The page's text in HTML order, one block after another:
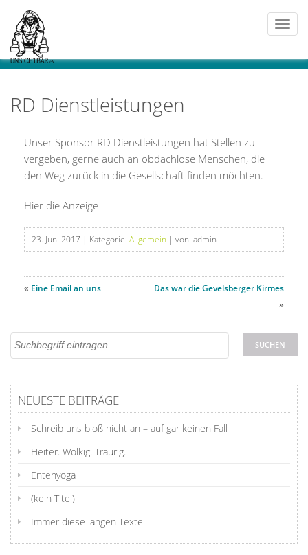
RD Dienstleistungen
Unser Sponsor RD Dienstleistungen hat Stellen zu
vergeben, gerne auch an obdachlose Menschen, die
den Weg zurück in die Gesellschaft finden möchten.
Hier die Anzeige
23. Juni 2017 | Kategorie: Allgemein | von: admin
« Eine Email an uns
Das war die Gevelsberger Kirmes
»
NEUESTE BEITRÄGE
Schreib uns bloß nicht an – auf gar keinen Fall
Heiter. Wolkig. Traurig.
Entenyoga
(kein Titel)
Immer diese langen Texte